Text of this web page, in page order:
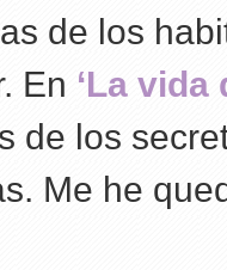
de los
En ‘La vida
de los
Me he